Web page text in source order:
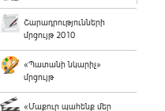
Շարադրությունների
մրցույթ 2010
«Պատանի նկարիչ»
մրցույթ
«Մաքուր պահենք մեր